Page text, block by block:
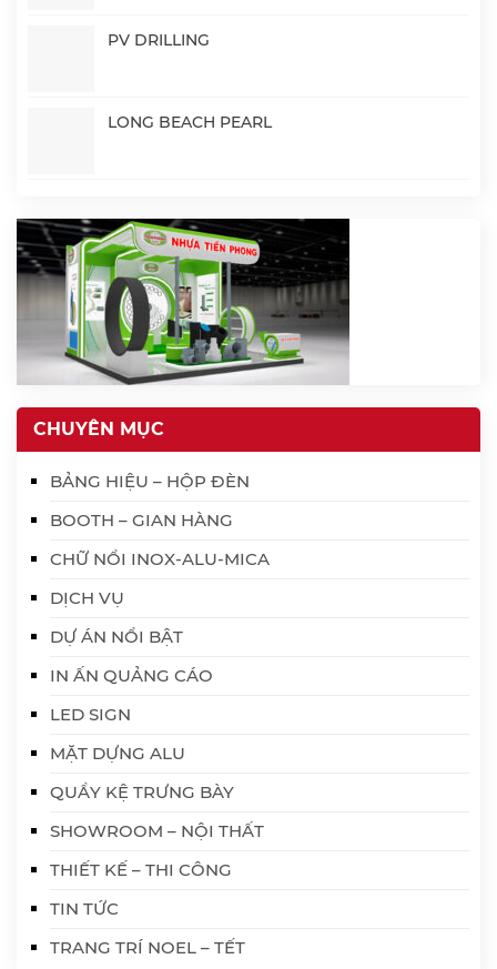
PV DRILLING
LONG BEACH PEARL
CHUYÊN MỤC
BẢNG HIỆU – HỘP ĐÈN
BOOTH – GIAN HÀNG
CHỮ NỔI INOX-ALU-MICA
DỊCH VỤ
DỰ ÁN NỔI BẬT
IN ẤN QUẢNG CÁO
LED SIGN
MẶT DỰNG ALU
QUẦY KỆ TRƯNG BÀY
SHOWROOM – NỘI THẤT
THIẾT KẾ – THI CÔNG
TIN TỨC
TRANG TRÍ NOEL – TẾT